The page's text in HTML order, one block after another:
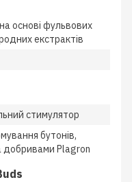
основі фульвових
екстрактів
стимулятор
бутонів,
добривами Plagron